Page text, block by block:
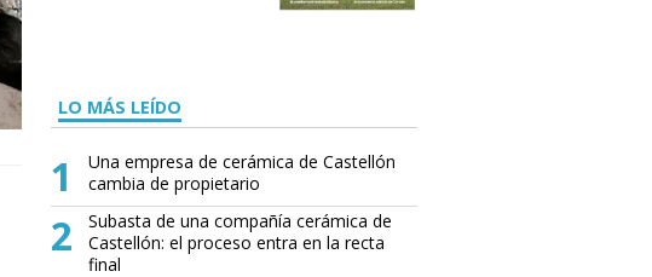
LO MÁS LEÍDO
1
Una empresa de cerámica de Castellón
cambia de propietario
2
Subasta de una compañía cerámica de
Castellón: el proceso entra en la recta
final